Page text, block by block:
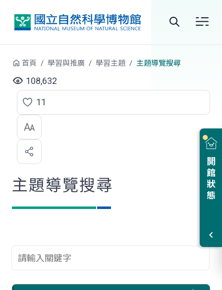
站
尋
開館狀態
首頁 學習與推廣 學習主題 主題導覽搜尋
108,632
點
選
喜
歡
11
主題導覽搜尋
查詢關鍵字